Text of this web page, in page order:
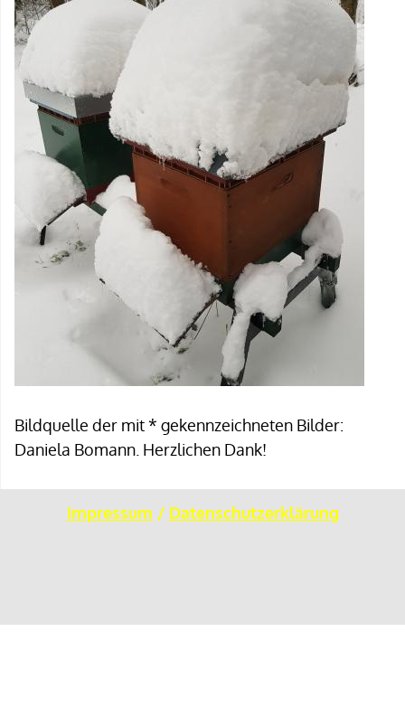
Bildquelle der mit * gekennzeichneten Bilder:
Daniela Bomann. Herzlichen Dank!
Impressum / Datenschutzerklärung